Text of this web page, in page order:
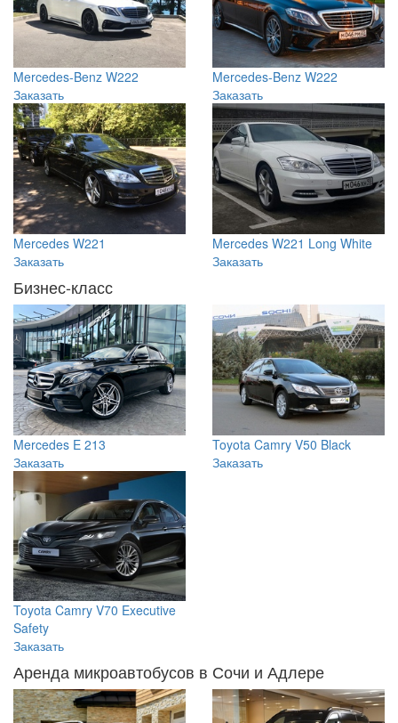
Mercedes-Benz W222
Заказать
Mercedes-Benz W222
Заказать
Mercedes W221
Заказать
Mercedes W221 Long White
Заказать
Бизнес-класс
Mercedes E 213
Заказать
Toyota Camry V50 Black
Заказать
Toyota Camry V70 Executive
Safety
Заказать
Аренда микроавтобусов в Сочи и Адлере